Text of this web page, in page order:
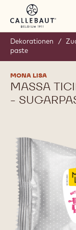
Skip to main
Dekorationen /
paste
MONA LISA
MASSA
-